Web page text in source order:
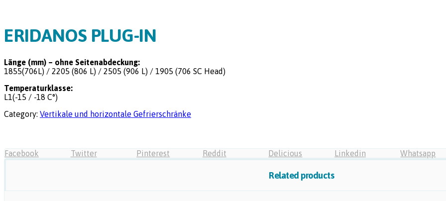
ERIDANOS PLUG-IN
Länge (mm) – ohne Seitenabdeckung:
1855(706L) / 2205 (806 L) / 2505 (906 L) / 1905 (706 SC Head)
Temperaturklasse:
L1(-15 / -18 C°)
Category: Vertikale und horizontale Gefrierschränke
Facebook Twitter Pinterest Reddit Delicious Linkedin Whatsapp
Related products